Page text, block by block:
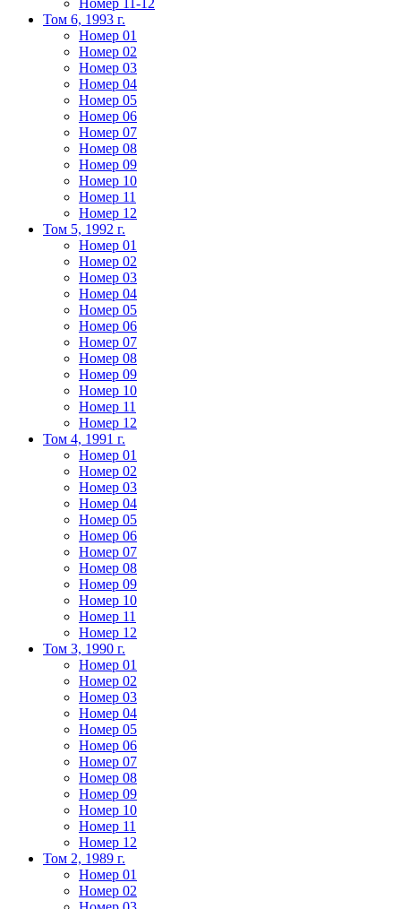
Номер 11-12
Том 6, 1993 г.
Номер 01
Номер 02
Номер 03
Номер 04
Номер 05
Номер 06
Номер 07
Номер 08
Номер 09
Номер 10
Номер 11
Номер 12
Том 5, 1992 г.
Номер 01
Номер 02
Номер 03
Номер 04
Номер 05
Номер 06
Номер 07
Номер 08
Номер 09
Номер 10
Номер 11
Номер 12
Том 4, 1991 г.
Номер 01
Номер 02
Номер 03
Номер 04
Номер 05
Номер 06
Номер 07
Номер 08
Номер 09
Номер 10
Номер 11
Номер 12
Том 3, 1990 г.
Номер 01
Номер 02
Номер 03
Номер 04
Номер 05
Номер 06
Номер 07
Номер 08
Номер 09
Номер 10
Номер 11
Номер 12
Том 2, 1989 г.
Номер 01
Номер 02